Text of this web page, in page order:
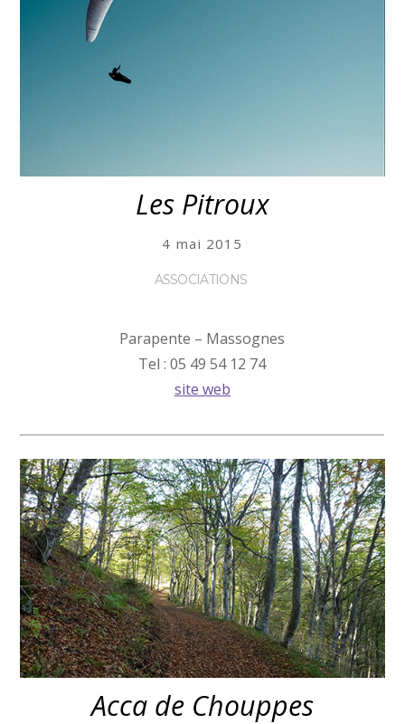
Les Pitroux
4 mai 2015
ASSOCIATIONS
Parapente – Massognes
Tel : 05 49 54 12 74
site web
Acca de Chouppes